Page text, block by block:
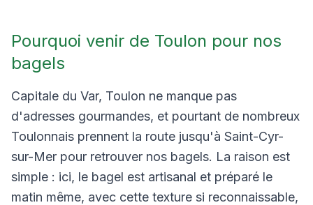
Pourquoi venir de Toulon pour nos
bagels
Capitale du Var, Toulon ne manque pas
d'adresses gourmandes, et pourtant de nombreux
Toulonnais prennent la route jusqu'à Saint-Cyr-
sur-Mer pour retrouver nos bagels. La raison est
simple : ici, le bagel est artisanal et préparé le
matin même, avec cette texture si reconnaissable,